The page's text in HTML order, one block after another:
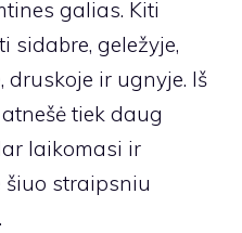
galias. Kiti
sidabre, geležyje,
druskoje ir ugnyje. Iš
tiek daug
laikomasi ir
šiuo straipsniu